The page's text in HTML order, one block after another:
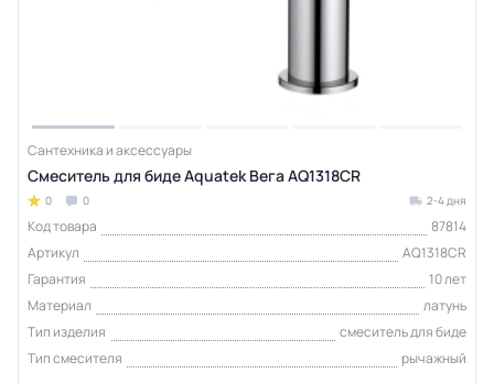
Сантехника и аксессуары
Смеситель для биде Aquatek Вега AQ1318CR
0 0 2-4 дня
Код товара
87814
Артикул
AQ1318CR
Гарантия
10 лет
Материал
латунь
Тип изделия
смеситель для биде
Тип смесителя
рычажный